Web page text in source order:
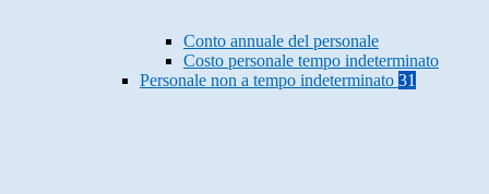
Conto annuale del personale
Costo personale tempo indeterminato
Personale non a tempo indeterminato 31